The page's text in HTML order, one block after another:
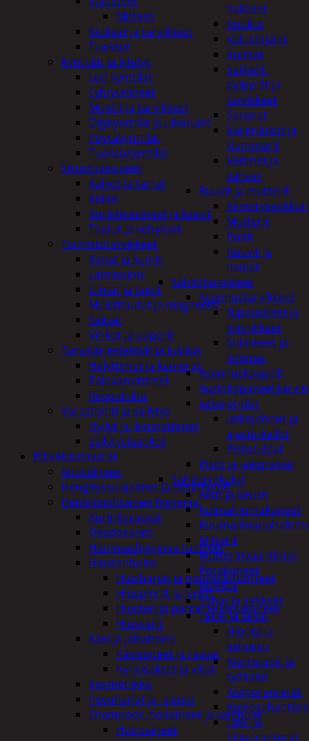
hakaset
Koukut
Kalustejalat
Kulmat
Sakkelit,
pylpyrät ja
tarvikkeet
Saranat
Vaijerilukot ja
klemmarit
Vetimet ja
kahvat
Ruuvit ja mutterit
Mutterit
Pultit
Ruuvit ja
naulat
Sähkötarvikkeet
Asennustarvikkeet
Nippusiteet ja
kiinnikkeet
Sulakkeet ja
liittimet
Asennuskaapelit
Jatkojohdot
Jatkojohdot ja
ajastinkellot
Pistotulpat
Pisto ja -jakorasiat
Sähkötyökalut
Akut ja laturit
Kulmahiomakoneet
Mittarit
Mutterinvääntimet
Porakoneet
Ruiskut
Sahat ja sirkkelit
Terät ja laikat
Hionta ja
katkaisu
Kierretapit ja
työkalut
Kiviporanterät
Kuviosahanterä
Lasi- ja
tiiliporanterät
Mittarit
Kiukaat ja tarvikkeet
Tuoksut
Kynttilät ja lyhdyt
Led-kynttilät
Lyhtytelineet
Muotit ja tarvikkeet
Öljykynttilät ja ulkotulet
Pöytäkynttilät
Tuoksukynttilät
Sisustusesineet
Kalvot ja tarrat
Kellot
Koriste-esineet ja kasvit
Taulut ja kehykset
Toimistotarvikkeet
Kynät ja kumit
Laminointi
Liimat ja teipit
Muistitaulut ja magneetit
Sakset
Vihkot ja paperit
Turvajärjestelmät ja lukitus
Hälyttimet ja kamerat
Palovaroittimet
Riippulukot
Varastointi ja säilytys
Hyllyt ja -kannattimet
Säilytyslaatikot
Päivittäistavarat
Apuvälineet
Hengityssuojaimet ja desinfiointi
Henkilökohtainen hygienia
Aurinkorasvat
Deodorantit
Hammashygienia tuotteet
Hiustenhoito
Hiusharjat ja muotoilutuotteet
Hiuspinnit ja lenkit
Hiusten ja parranleikkuukoneet
Hiusvärit
Käsi ja jalkahoito
Käsivoiteet ja rasvat
Kynsisakset ja viilat
Kosmetiikka
Pesuharjat ja -sienet
Shampoot, hoitaineet ja saippuat
Hoitoaineet